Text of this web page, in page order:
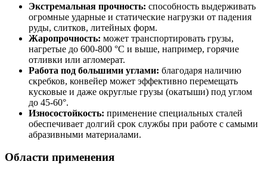
Экстремальная прочность: способность выдерживать
огромные ударные и статические нагрузки от падения
руды, слитков, литейных форм.
Жаропрочность: может транспортировать грузы,
нагретые до 600-800 °C и выше, например, горячие
отливки или агломерат.
Работа под большими углами: благодаря наличию
скребков, конвейер может эффективно перемещать
кусковые и даже округлые грузы (окатыши) под углом
до 45-60°.
Износостойкость: применение специальных сталей
обеспечивает долгий срок службы при работе с самыми
абразивными материалами.
Области применения